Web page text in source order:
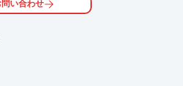
検出
う事が可能
いただくか、お気軽にお問い合わせ
問い合わせ